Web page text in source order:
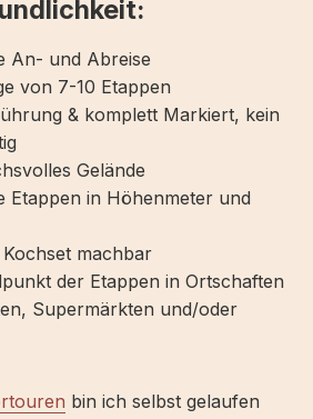
An- und Abreise
von 7-10 Etappen
& komplett Markiert, kein
Gelände
Etappen in Höhenmeter und
machbar
der Etappen in Ortschaften
Supermärkten und/oder
bin ich selbst gelaufen